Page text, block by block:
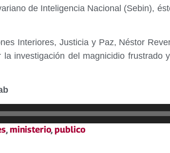
de Inteligencia Nacional (Sebin),
Interiores, Justicia y Paz, Néstor
investigación del magnicidio frustrado
,ministerio,publico